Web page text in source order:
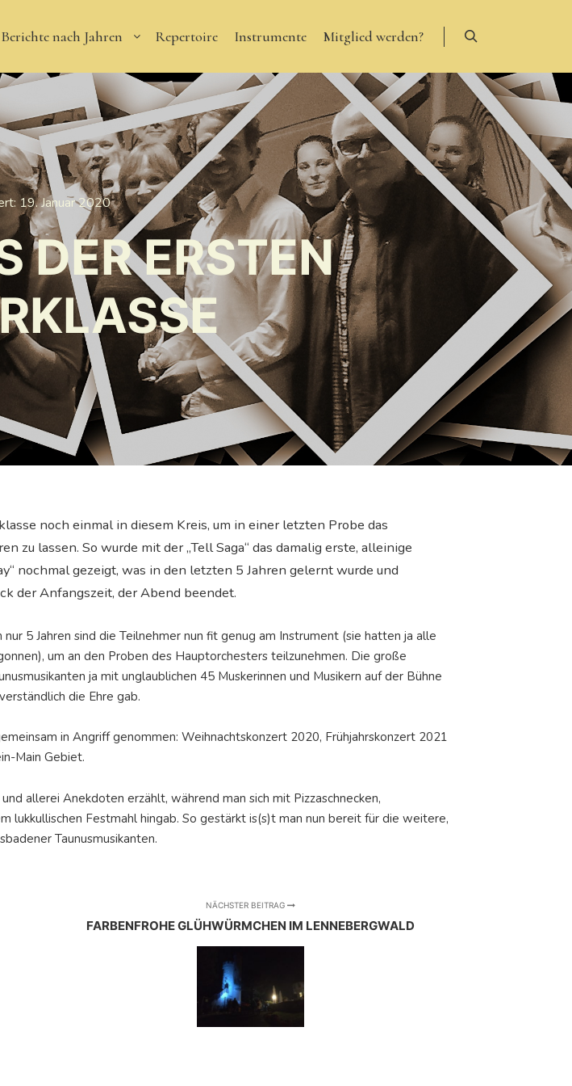
Berichte nach Jahren Repertoire Instrumente Mitglied werden?
19. Januar 2020
DER ERSTEN
noch einmal in diesem Kreis, um in einer letzten Probe das
zu lassen. So wurde mit der „Tell Saga“ das damalig erste, alleinige
nochmal gezeigt, was in den letzten 5 Jahren gelernt wurde und
der Anfangszeit, der Abend beendet.
5 Jahren sind die Teilnehmer nun fit genug am Instrument (sie hatten ja alle
um an den Proben des Hauptorchesters teilzunehmen. Die große
ja mit unglaublichen 45 Muskerinnen und Musikern auf der Bühne
die Ehre gab.
in Angriff genommen: Weihnachtskonzert 2020, Frühjahrskonzert 2021
Main Gebiet.
allerei Anekdoten erzählt, während man sich mit Pizzaschnecken,
lukkullischen Festmahl hingab. So gestärkt is(s)t man nun bereit für die weitere,
Taunusmusikanten.
NÄCHSTER BEITRAG
FARBENFROHE GLÜHWÜRMCHEN IM LENNEBERGWALD